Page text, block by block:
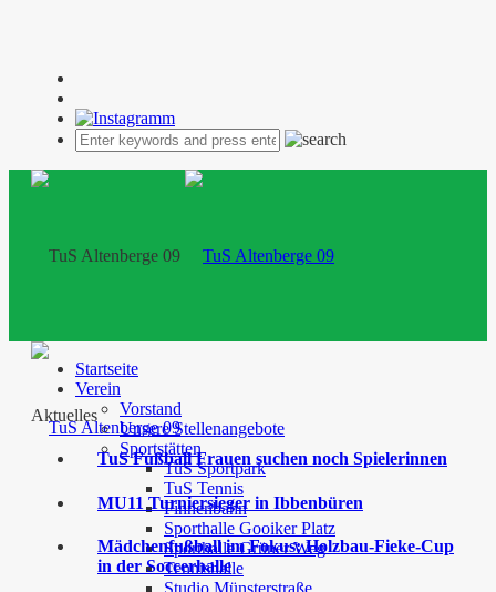
Startseite
Verein
Vorstand
Unsere Stellenangebote
Sportstätten
TuS Sportpark
TuS Tennis
Finnenbahn
Sporthalle Gooiker Platz
Sporthalle Grüner Weg
Tennishalle
Studio Münsterstraße
Aktuelles
TuS Fußball Frauen suchen noch Spielerinnen
MU11 Turniersieger in Ibbenbüren
Mädchenfußball im Fokus: Holzbau-Fieke-Cup
in der Soccerhalle